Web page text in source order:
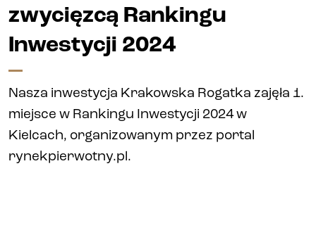
Gliwice +48 600 700 603
Częstochowa
Gliwice
Apartamenty inwestycyjne (PRS)
Biura i lokale
zwycięzcą Rankingu
Inwestycji 2024
Nasza inwestycja Krakowska Rogatka zajęła 1.
miejsce w Rankingu Inwestycji 2024 w
Kielcach, organizowanym przez portal
rynekpierwotny.pl.